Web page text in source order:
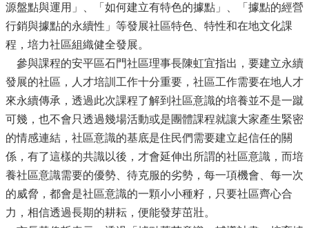
源盤點與運用」、「如何建立有特色的據點」、「據點的經營
行銷與據點的永續性」等發展社區特色、特性和在地文化課
程，培力社區組織健全發展。
參與課程的安平區石門社區理事長陳虹宜指出，要建立永續
發展的社區，人才培訓工作十分重要，社區工作需要在地人才
來永續傳承，透過此次課程了解到社區意識的培養並不是一蹴
可幾，也不會只透過幾場活動或是團體課程就讓大家產生緊密
的情感連結，社區意識的基底是住民們需要建立起信任的關
係，有了這樣的共識以後，才會延伸出所謂的社區意識，而培
養社區意識需要的優勢、待克服的劣勢，每一項機會、每一次
的威脅，都會是社區意識的一顆小小種籽，只要社區齊心合
力，相信透過長期的耕耘，便能發芽茁壯。